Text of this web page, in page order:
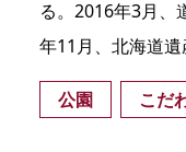
る。2016年3月、
年11月、北海道遺
公園 こだ